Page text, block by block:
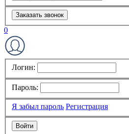
Заказать звонок
0
Логин:
Пароль:
Я забыл пароль Регистрация